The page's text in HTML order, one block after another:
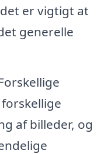
er vigtigt at
generelle
af billeder, og